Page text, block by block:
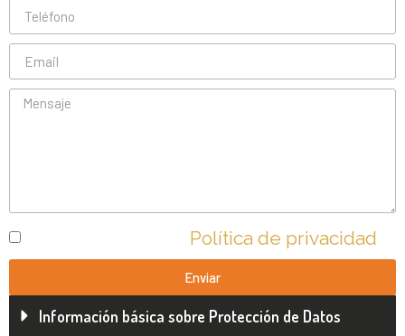
Política de privacidad
Enviar
Información básica sobre Protección de Datos